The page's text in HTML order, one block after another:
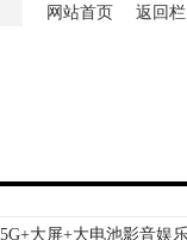
网站首页
返回